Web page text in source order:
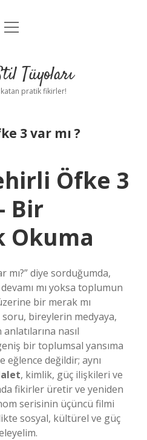
Uyarı
menüyü
Tüyoları
katan pratik fikirler!
3 var mı ?
Öfke 3
Bir
Okuma
mı?” diye sorduğumda,
mı yoksa toplumun
bir merak mı
soru, bireylerin medyaya,
nasıl
bir toplumsal yansıma
eğlence değildir; aynı
, kimlik, güç ilişkileri ve
fikirler üretir ve yeniden
serisinin üçüncü filmi
sosyal, kültürel ve güç